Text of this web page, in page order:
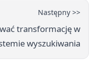
Następny >>
transformację w
wyszukiwania